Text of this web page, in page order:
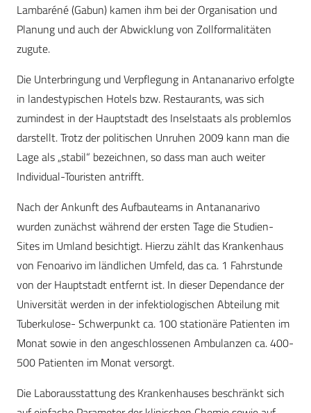
Lambaréné (Gabun) kamen ihm bei der Organisation und
Planung und auch der Abwicklung von Zollformalitäten
zugute.
Die Unterbringung und Verpflegung in Antananarivo erfolgte
in landestypischen Hotels bzw. Restaurants, was sich
zumindest in der Hauptstadt des Inselstaats als problemlos
darstellt. Trotz der politischen Unruhen 2009 kann man die
Lage als „stabil“ bezeichnen, so dass man auch weiter
Individual-Touristen antrifft.
Nach der Ankunft des Aufbauteams in Antananarivo
wurden zunächst während der ersten Tage die Studien-
Sites im Umland besichtigt. Hierzu zählt das Krankenhaus
von Fenoarivo im ländlichen Umfeld, das ca. 1 Fahrstunde
von der Hauptstadt entfernt ist. In dieser Dependance der
Universität werden in der infektiologischen Abteilung mit
Tuberkulose- Schwerpunkt ca. 100 stationäre Patienten im
Monat sowie in den angeschlossenen Ambulanzen ca. 400-
500 Patienten im Monat versorgt.
Die Laborausstattung des Krankenhauses beschränkt sich